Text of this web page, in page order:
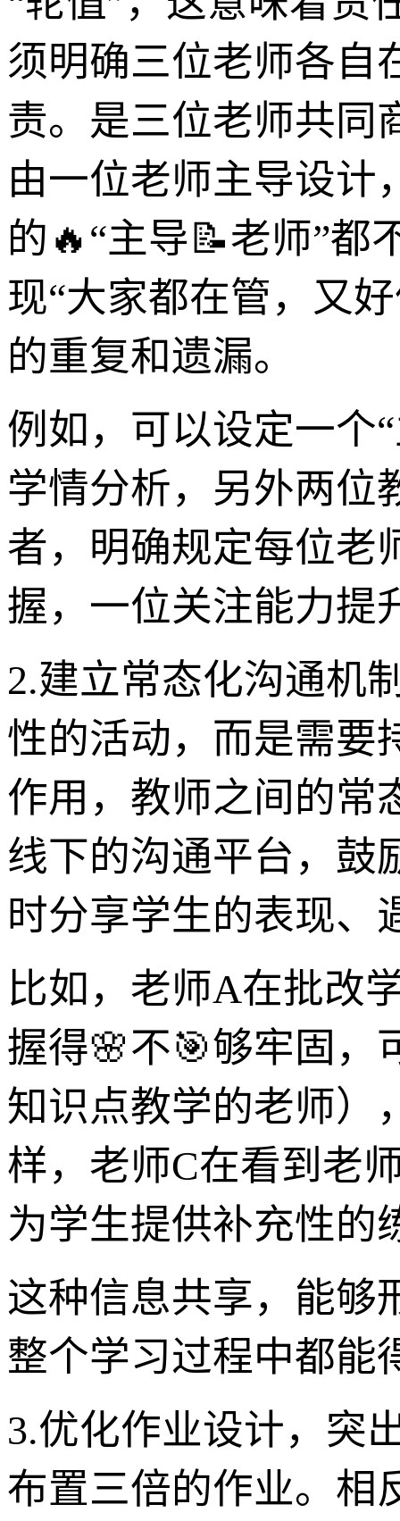
须明确三位老师各自
责。是三位老师共同
由一位老师主导设计
的🔥“主导📝老师”都
现“大家都在管，又
的重复和遗漏。
例如，可以设定一个
学情分析，另外两位
者，明确规定每位老
握，一位关注能力提
2.建立常态化沟通机
性的活动，而是需要
作用，教师之间的常
线下的沟通平台，鼓
时分享学生的表现、
比如，老师A在批改
握得🌸不🎯够牢固，
知识点教学的老师）
样，老师C在看到老
为学生提供补充性的
这种信息共享，能够
整个学习过程中都能
3.优化作业设计，突
布置三倍的作业。相